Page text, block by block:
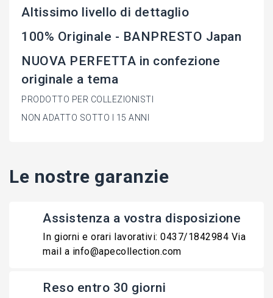
Altissimo livello di dettaglio
100% Originale - BANPRESTO Japan
NUOVA PERFETTA in confezione
originale a tema
PRODOTTO PER COLLEZIONISTI
NON ADATTO SOTTO I 15 ANNI
Le nostre garanzie
Assistenza a vostra disposizione
In giorni e orari lavorativi: 0437/1842984 Via
mail a info@apecollection.com
Reso entro 30 giorni